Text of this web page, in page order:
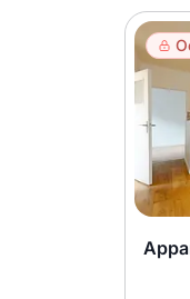
Nombre de
T1
T8
T11
T14